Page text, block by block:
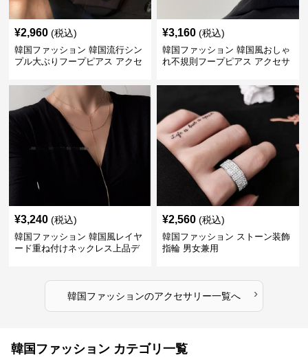
¥2,960 (税込)
韓国ファッション 韓国流行シン
プル大ぶりフープピアス アクセ
¥3,160 (税込)
韓国ファッション 韓国風おしゃ
れ不規則フープピアス アクセサ
¥3,240 (税込)
韓国ファッション 韓国風レイヤ
ード重ね付けネックレス上品デ
¥2,560 (税込)
韓国ファッション ストーン装飾
指輪 男女兼用
韓国ファッションのアクセサリー一覧へ ›
韓国ファッション カテゴリ一覧